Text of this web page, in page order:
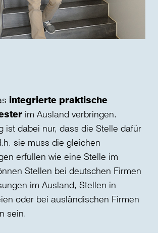
integrierte praktische
im Ausland verbringen.
ist dabei nur, dass die Stelle dafür
sie muss die gleichen
erfüllen wie eine Stelle im
Stellen bei deutschen Firmen
im Ausland, Stellen in
oder bei ausländischen Firmen
sein.